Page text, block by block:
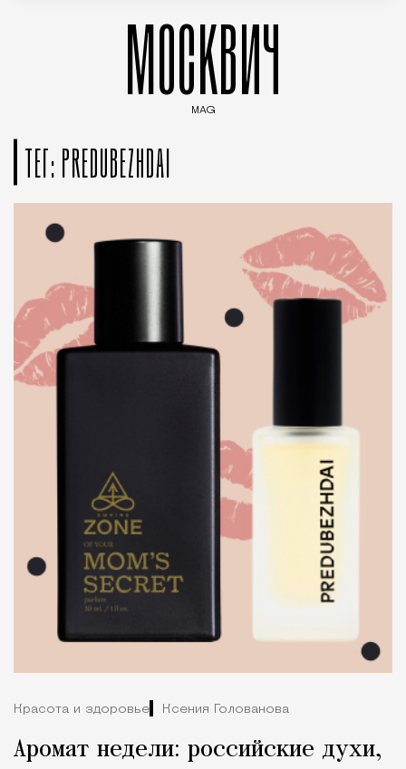
МОСКВИЧ
MAG
ТЕГ: PREDUBEZHDAI
Красота и здоровье Ксения Голованова
Аромат недели: российские духи,